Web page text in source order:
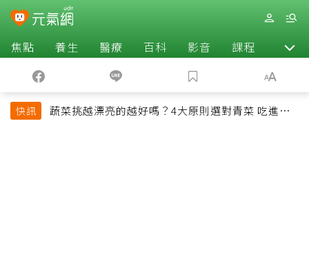
焦點 養生 醫療 百科 影音 課程 退休
快訊
蔬菜挑越漂亮的越好嗎？4大原則選對青菜 吃進纖